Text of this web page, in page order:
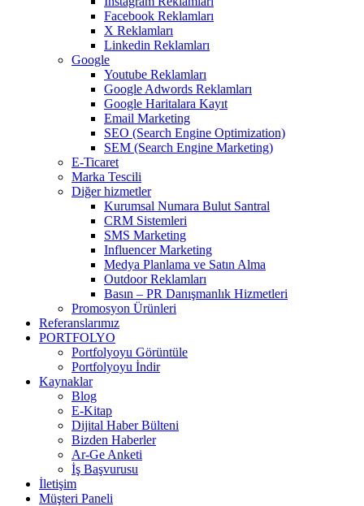
Facebook Reklamları
X Reklamları
Linkedin Reklamları
Google
Youtube Reklamları
Google Adwords Reklamları
Google Haritalara Kayıt
Email Marketing
SEO (Search Engine Optimization)
SEM (Search Engine Marketing)
E-Ticaret
Marka Tescili
Diğer hizmetler
Kurumsal Numara Bulut Santral
CRM Sistemleri
SMS Marketing
Influencer Marketing
Medya Planlama ve Satın Alma
Outdoor Reklamları
Basın – PR Danışmanlık Hizmetleri
Promosyon Ürünleri
Referanslarımız
PORTFOLYO
Portfolyoyu Görüntüle
Portfolyoyu İndir
Kaynaklar
Blog
E-Kitap
Dijital Haber Bülteni
Bizden Haberler
Ar-Ge Anketi
İş Başvurusu
İletişim
Müşteri Paneli